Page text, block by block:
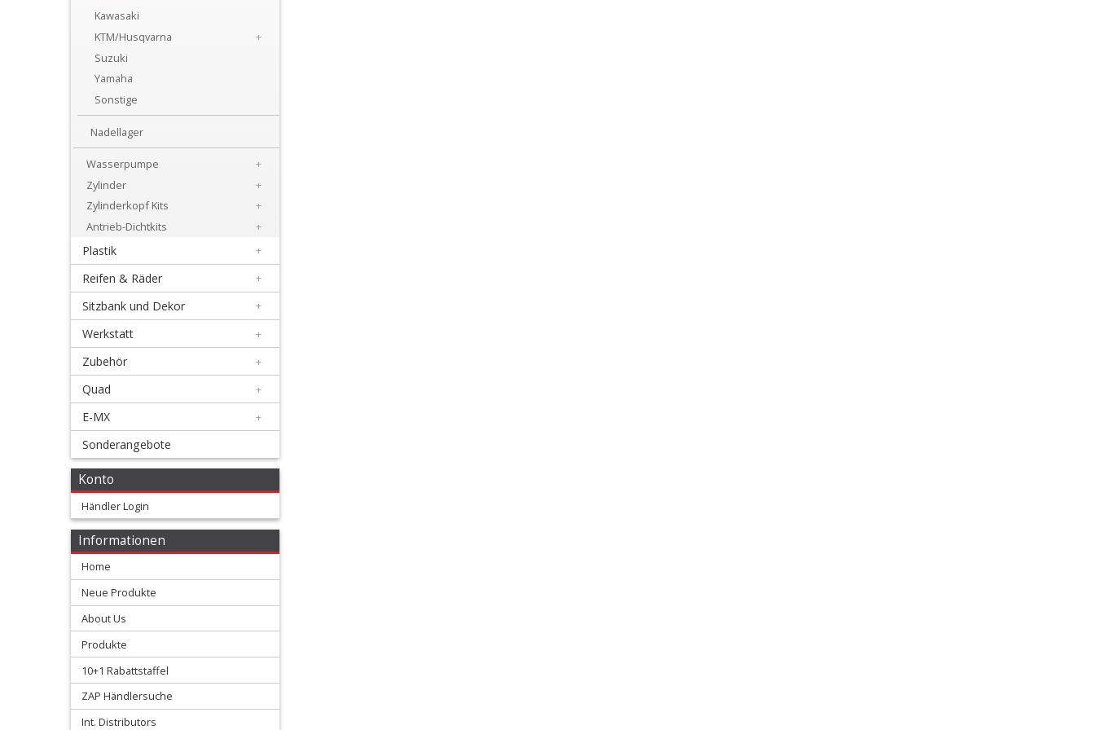
Dichtsätze
Getrieblager
Kupplungsteile
Kurbelwellenteile
Lectron
Vergaser
Membranen
Motorteile
Shim
Ventilfedern
Vergaser/Einspritzteile
Vertex
Kolben
Kawasaki
KTM/Husqvarna
+
Suzuki
Yamaha
Sonstige
Nadellager
Wasserpumpe
+
Zylinder
+
Zylinderkopf Kits
+
Antrieb-Dichtkits
+
Plastik +
Reifen & Räder +
Sitzbank und Dekor +
Werkstatt +
Zubehör +
Quad +
E-MX +
Sonderangebote
Konto
Händler Login
Informationen
Home
Neue Produkte
About Us
Produkte
10+1 Rabattstaffel
ZAP Händlersuche
Int. Distributors